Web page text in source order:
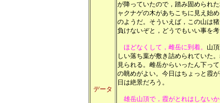
データ
が降っていたので，踏み固められ
ャクナゲの木があちこちに見え始
のようだ。そういえば，この山は
負けないぞと，どうでもいい事を
ほどなくして，雌岳に到着。 山
しい落ち葉が敷き詰められていた
見られる。雌岳からいったん下っ
の眺めがよい。今日はちょっと霞
日は絶景だろう。
雄岳山頂で，霞がとれはしない